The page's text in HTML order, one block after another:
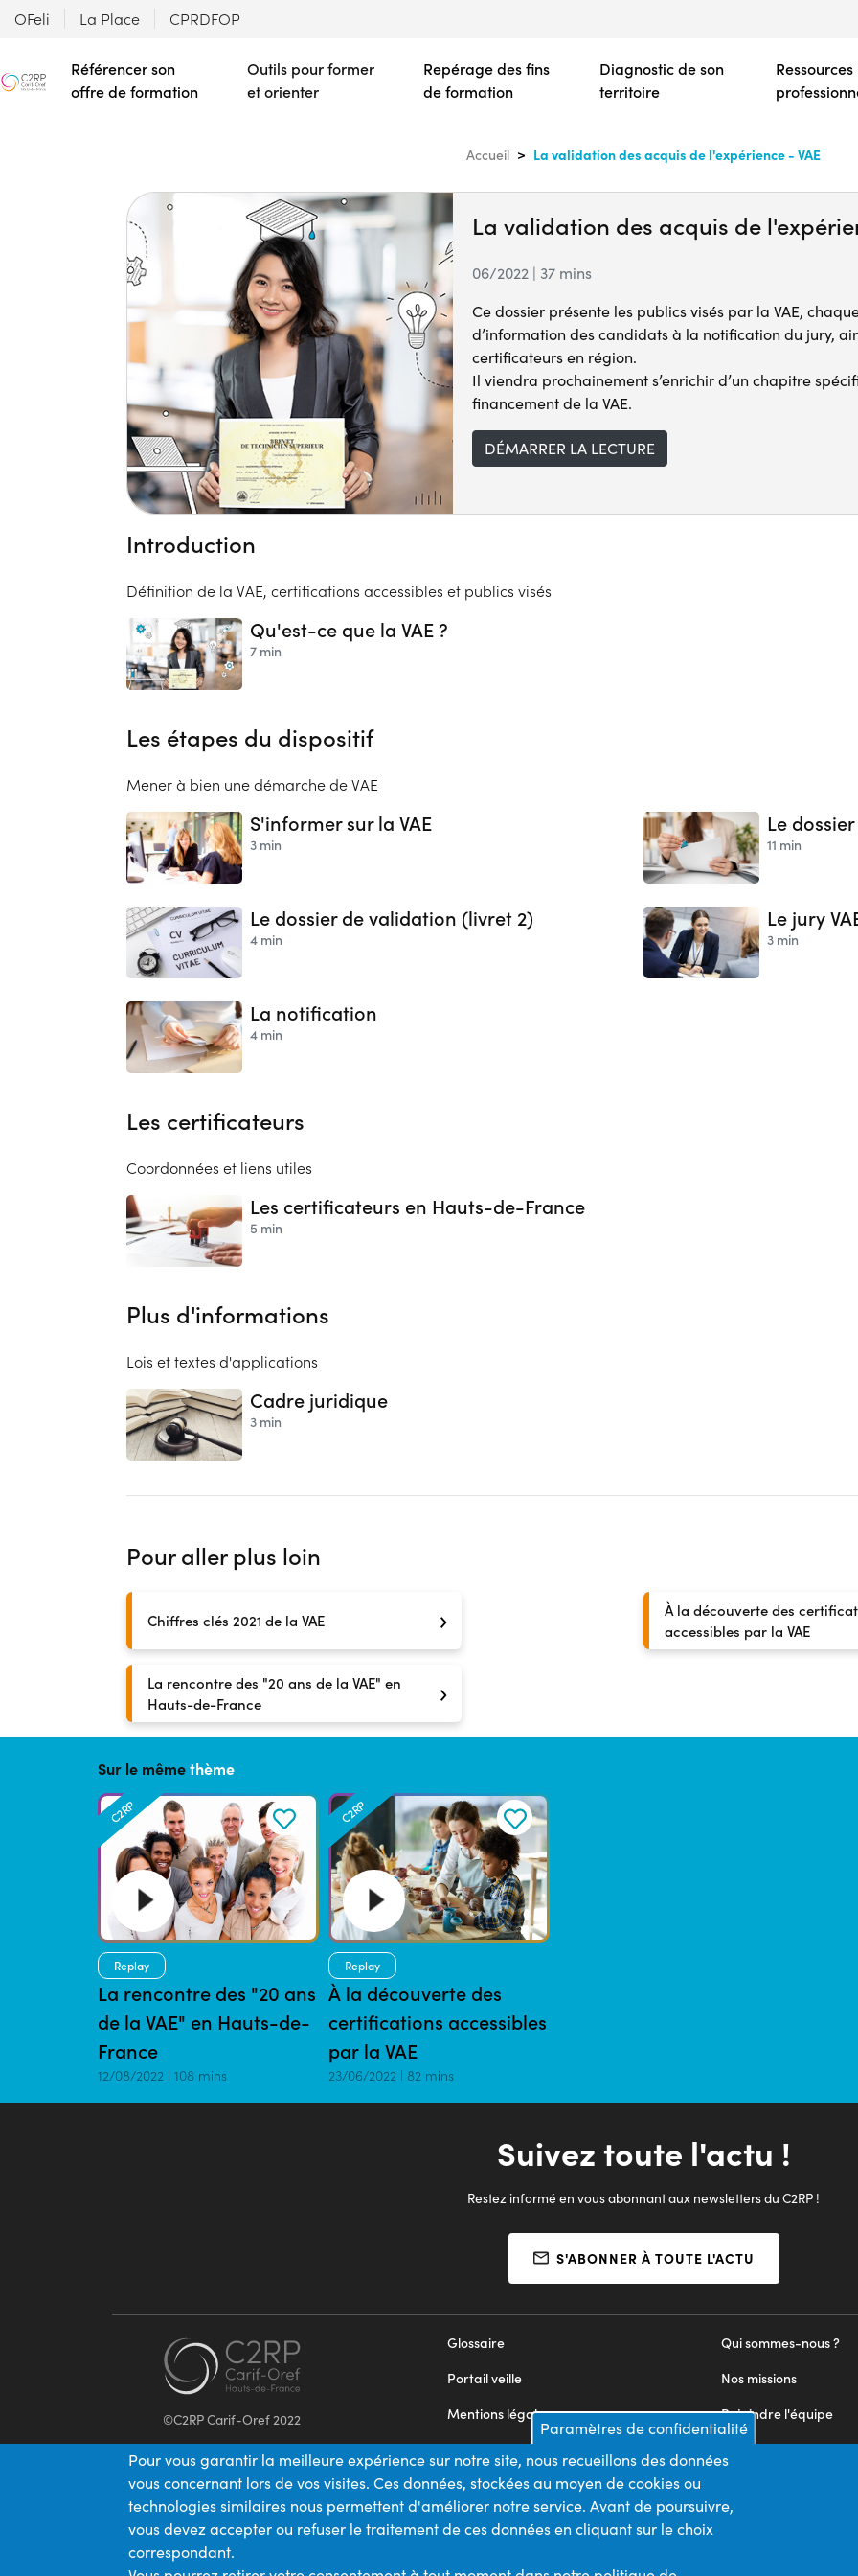
contenu
principal
OFeli La Place CPRDFOP
Référencer son
offre de formation
Outils pour former
et orienter
Repérage des fins
de formation
Diagnostic de son
territoire
Ressources
Accueil La validation des acquis de l'expérience - VAE
La validation des acquis de
06/2022 | 37 mins
Ce dossier présente les publics visés par la VAE,
d’information des candidats à la notification du jury,
certificateurs en région.
Il viendra prochainement s’enrichir d’un chapitre
financement de la VAE.
DÉMARRER LA LECTURE
Introduction
Définition de la VAE, certifications accessibles et publics visés
Qu'est-ce que la VAE ?
7 min
Les étapes du dispositif
Mener à bien une démarche de VAE
S'informer sur la VAE
3 min
Le
11 min
Le dossier de validation (livret 2)
4 min
Le jury
3 min
La notification
4 min
Les certificateurs
Coordonnées et liens utiles
Les certificateurs en Hauts-de-France
5 min
Plus d'informations
Lois et textes d'applications
Cadre juridique
3 min
Pour aller plus loin
Chiffres clés 2021 de la VAE
À la découverte des
accessibles par la VAE
La rencontre des "20 ans de la VAE" en
Hauts-de-France
Sur le mêmethème
C2RP
Replay
La rencontre des "20 ans
de la VAE" en Hauts-de-
France
12/08/2022 | 108 mins
C2RP
Replay
À la découverte des
certifications accessibles
par la VAE
23/06/2022 | 82 mins
Suivez toute l'actu !
Restez informé en vous abonnant aux newsletters du C2RP !
S'ABONNER À TOUTE L'ACTU
©C2RP Carif-Oref 2022
Qui sommes-nous ?
Nos missions
Rejoindre l'équipe
Nous contacter
Glossaire
Portail veille
Mentions légales
Appels d'offres
Plan du site
Paramètres de confidentialité
Pour vous garantir la meilleure expérience sur notre site, nous recueillons des données
vous concernant lors de vos visites. Ces données, stockées au moyen de cookies ou
technologies similaires nous permettent d'améliorer notre service. Avant de poursuivre,
vous devez accepter ou refuser le traitement de ces données en cliquant sur le choix
correspondant.